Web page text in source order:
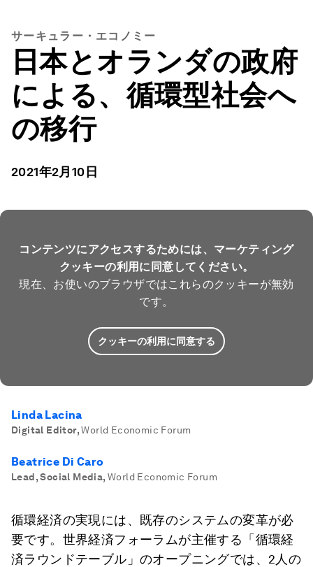
サーキュラー・エコノミー
日本とオランダの政府
による、循環型社会へ
の移行
2021年2月10日
コンテンツにアクセスするためには、マーケティング
クッキーの利用に同意してください。
現在、お使いのブラウザではこれらのクッキーが無効
です。
クッキーの利用に同意する
Linda Lacina
Digital Editor, World Economic Forum
Beatrice Di Caro
Lead, Social Media, World Economic Forum
循環経済の実現には、既存のシステムの変革が必
要です。世界経済フォーラムが主催する「循環経
済ラウンドテーブル」のオープニングでは、2人の